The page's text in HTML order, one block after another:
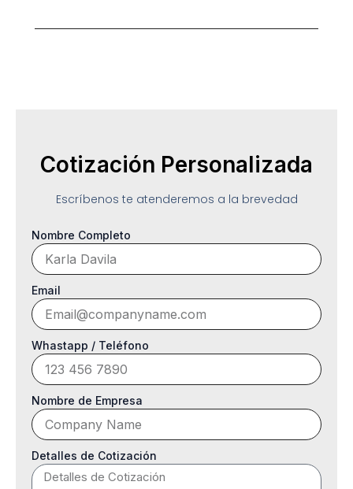
Cotización Personalizada
Escríbenos te atenderemos a la brevedad
Nombre Completo
Email
Whastapp / Teléfono
Nombre de Empresa
Detalles de Cotización